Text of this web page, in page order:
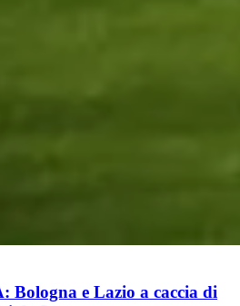
Bologna e Lazio a caccia di